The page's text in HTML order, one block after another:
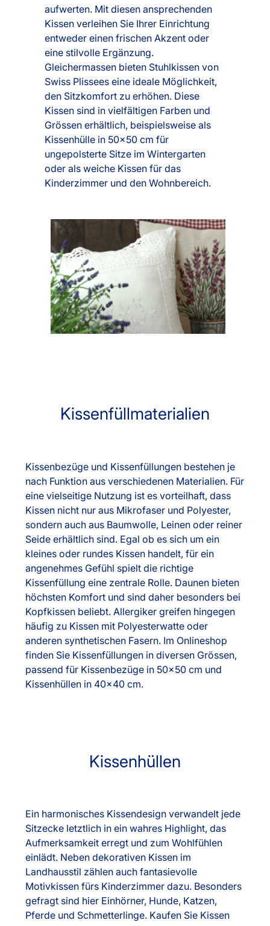
aufwerten. Mit diesen ansprechenden
Kissen verleihen Sie Ihrer Einrichtung
entweder einen frischen Akzent oder
eine stilvolle Ergänzung.
Gleichermassen bieten Stuhlkissen von
Swiss Plissees eine ideale Möglichkeit,
den Sitzkomfort zu erhöhen. Diese
Kissen sind in vielfältigen Farben und
Grössen erhältlich, beispielsweise als
Kissenhülle in 50x50 cm für
ungepolsterte Sitze im Wintergarten
oder als weiche Kissen für das
Kinderzimmer und den Wohnbereich.
Kissenfüllmaterialien
Kissenbezüge und Kissenfüllungen bestehen je
nach Funktion aus verschiedenen Materialien. Für
eine vielseitige Nutzung ist es vorteilhaft, dass
Kissen nicht nur aus Mikrofaser und Polyester,
sondern auch aus Baumwolle, Leinen oder reiner
Seide erhältlich sind. Egal ob es sich um ein
kleines oder rundes Kissen handelt, für ein
angenehmes Gefühl spielt die richtige
Kissenfüllung eine zentrale Rolle. Daunen bieten
höchsten Komfort und sind daher besonders bei
Kopfkissen beliebt. Allergiker greifen hingegen
häufig zu Kissen mit Polyesterwatte oder
anderen synthetischen Fasern. Im Onlineshop
finden Sie Kissenfüllungen in diversen Grössen,
passend für Kissenbezüge in 50x50 cm und
Kissenhüllen in 40x40 cm.
Kissenhüllen
Ein harmonisches Kissendesign verwandelt jede
Sitzecke letztlich in ein wahres Highlight, das
Aufmerksamkeit erregt und zum Wohlfühlen
einlädt. Neben dekorativen Kissen im
Landhausstil zählen auch fantasievolle
Motivkissen fürs Kinderzimmer dazu. Besonders
gefragt sind hier Einhörner, Hunde, Katzen,
Pferde und Schmetterlinge. Kaufen Sie Kissen